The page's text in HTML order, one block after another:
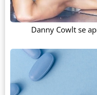
Danny Cowlt se